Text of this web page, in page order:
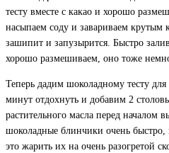
тесту вместе с какао и хорошо
насыпаем соду и завариваем крутым
зашипит и запузырится. Быстро
хорошо размешиваем, оно тоже
Теперь дадим шоколадному тесту для
минут отдохнуть и добавим 2
растительного масла перед началом
шоколадные блинчики очень быстро,
это жарить их на очень разогретой